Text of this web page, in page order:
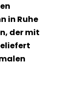
in Ruhe
der mit